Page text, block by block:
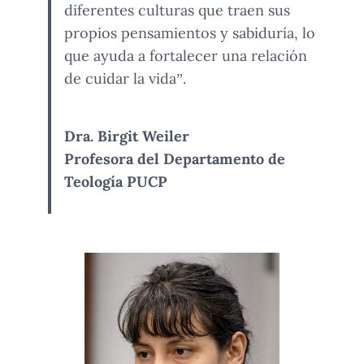
diferentes culturas que traen sus
propios pensamientos y sabiduría, lo
que ayuda a fortalecer una relación
de cuidar la vida”.
Dra. Birgit Weiler
Profesora del Departamento de
Teología PUCP